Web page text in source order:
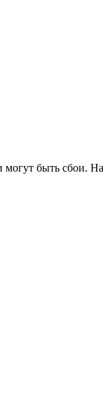
могут быть сбои.